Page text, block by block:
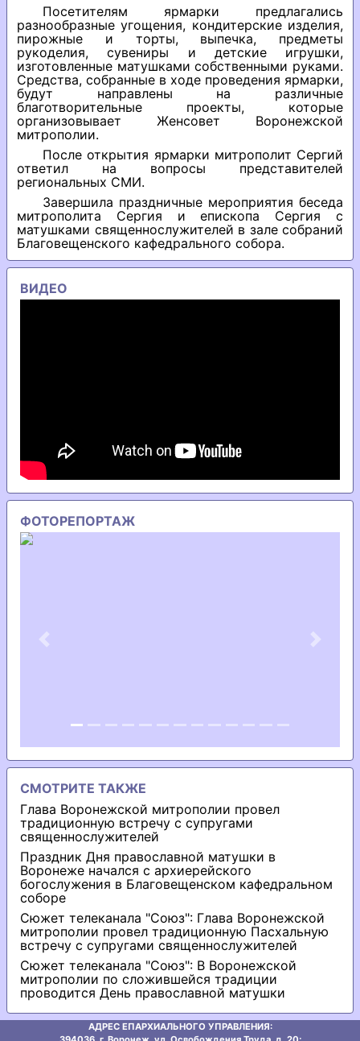
Посетителям ярмарки предлагались
разнообразные угощения, кондитерские изделия,
пирожные и торты, выпечка, предметы
рукоделия, сувениры и детские игрушки,
изготовленные матушками собственными руками.
Средства, собранные в ходе проведения ярмарки,
будут направлены на различные
благотворительные проекты, которые
организовывает Женсовет Воронежской
митрополии.
После открытия ярмарки митрополит Сергий
ответил на вопросы представителей
региональных СМИ.
Завершила праздничные мероприятия беседа
митрополита Сергия и епископа Сергия с
матушками священнослужителей в зале собраний
Благовещенского кафедрального собора.
ВИДЕО
ФОТОРЕПОРТАЖ
Previous Next
СМОТРИТЕ ТАКЖЕ
Глава Воронежской митрополии провел
традиционную встречу с супругами
священнослужителей
Праздник Дня православной матушки в
Воронеже начался с архиерейского
богослужения в Благовещенском кафедральном
соборе
Сюжет телеканала "Союз": Глава Воронежской
митрополии провел традиционную Пасхальную
встречу с супругами священнослужителей
Сюжет телеканала "Союз": В Воронежской
митрополии по сложившейся традиции
проводится День православной матушки
АДРЕС ЕПАРХИАЛЬНОГО УПРАВЛЕНИЯ: